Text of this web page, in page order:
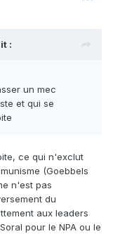
:
un mec
et qui se
ce qui n'exclut
(Goebbels
n'est pas
du
aux leaders
pour le NPA ou le